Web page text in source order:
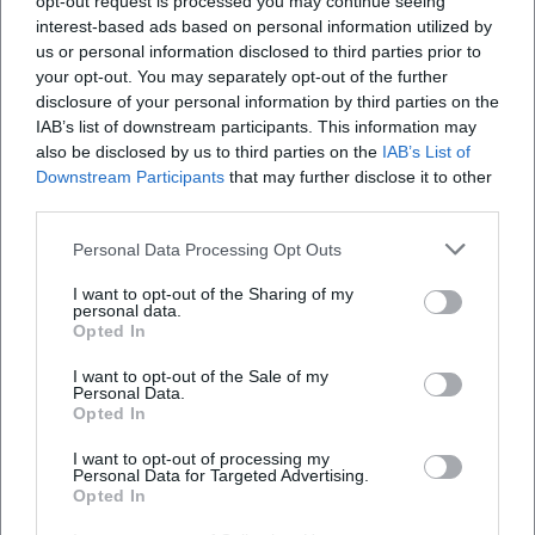
interest-based ads based on personal information utilized by
us or personal information disclosed to third parties prior to
your opt-out. You may separately opt-out of the further
disclosure of your personal information by third parties on the
IAB’s list of downstream participants. This information may
also be disclosed by us to third parties on the IAB’s List of
Downstream Participants that may further disclose it to other
Personal Data Processing Opt Outs
I want to opt-out of the Sharing of my
personal data.
Opted In
I want to opt-out of the Sale of my
Personal Data.
Opted In
I want to opt-out of processing my
Personal Data for Targeted Advertising.
Opted In
das aus Mise-en-Place, Service-Flow und Nachbereitung
eine Performance formt. Das erklärt die Kontinuität seiner
Ergebnisse – und die Souveränität, mit der er in Coaching-
Formaten Leistung abruft.
Kultureller Einfluss: Fernsehen, Region, Nachwuchs
Über The Taste, BR-Formate und Live-Auftritte prägt
Herrmann die Wahrnehmung von Kulinarik als Popkultur –
nicht als Mode, sondern als Qualitätsversprechen. Er macht
Handwerk sichtbar, zeigt Produzentinnen und
kulinarische Bildung im besten Sinn: Zuschauer lernen,
warum Garzeiten zählen, wie Texturen Spannung erzeugen
Gleichzeitig bleibt der fränkische Ton spürbar – heimatnah,
humorvoll, ehrlich.
Als Coach und Unternehmer öffnet er Räume für
Nachwuchs: vom Future Lab über Teamförderung bis zu
Kompetenzen, die über den Herd hinausgehen. Führung,